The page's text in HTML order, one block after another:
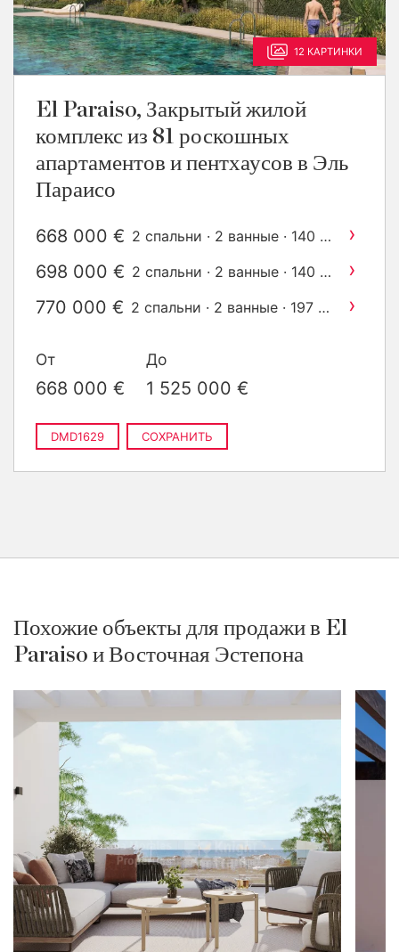
12 КАРТИНКИ
El Paraiso, Закрытый жилой
комплекс из 81 роскошных
апартаментов и пентхаусов в Эль
Параисо
668 000 € 2 спальни · 2 ванные · 140 m ›
698 000 € 2 спальни · 2 ванные · 140 m ›
770 000 € 2 спальни · 2 ванные · 197 m ›
построен
1 075 000 €
3 спальни · 2 ванные · 214
m 2построен
m2построен
От
668 000 €
До
1 525 000 €
DMD1629 СОХРАНИТЬ
Похожие объекты для продажи в El
Paraiso и Восточная Эстепона